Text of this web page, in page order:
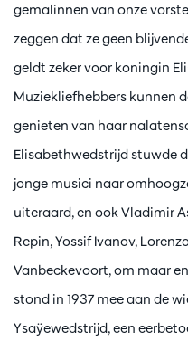
gemalinnen van onze
zeggen dat ze geen
geldt zeker voor koningin
Muziekliefhebbers kunnen
genieten van haar
Elisabethwedstrijd stuwde
jonge musici naar
uiteraard, en ook Vladimir
Repin, Yossif Ivanov,
Vanbeckevoort, om maar
stond in 1937 mee aan de
Ysaÿewedstrijd, een